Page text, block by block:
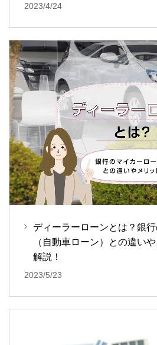
2023/4/24
ディーラーローンとは？銀
（自動車ローン）との違い
解説！
2023/5/23